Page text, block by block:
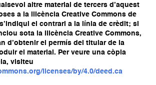
altre material de tercers d’aquest
a la llicència Creative Commons de
el contrari a la línia de crèdit; si
sota la llicència Creative Commons,
d’obtenir el permís del titular de la
el material. Per veure una còpia
visiteu
licenses/by/4.0/deed.ca